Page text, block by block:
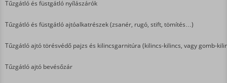
Tűzgátló és füstgátló nyílászárók
Tűzgátló és füstgátló ajtóalkatrészek (zsanér, rugó, stift, tömítés…)
Tűzgátló ajtó törésvédő pajzs és kilincsgarnitúra (kilincs-kilincs, vagy gomb-
Tűzgátló ajtó bevésőzár